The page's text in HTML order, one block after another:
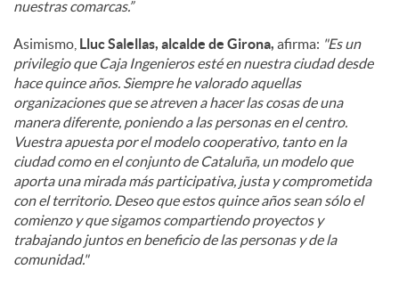
nuestras comarcas.”
Asimismo, Lluc Salellas, alcalde de Girona, afirma: "Es un
privilegio que Caja Ingenieros esté en nuestra ciudad desde
hace quince años. Siempre he valorado aquellas
organizaciones que se atreven a hacer las cosas de una
manera diferente, poniendo a las personas en el centro.
Vuestra apuesta por el modelo cooperativo, tanto en la
ciudad como en el conjunto de Cataluña, un modelo que
aporta una mirada más participativa, justa y comprometida
con el territorio. Deseo que estos quince años sean sólo el
comienzo y que sigamos compartiendo proyectos y
trabajando juntos en beneficio de las personas y de la
comunidad."